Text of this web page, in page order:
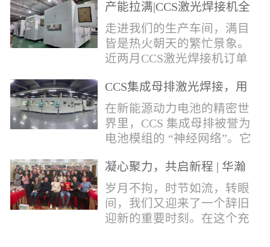
环挤压成型机、多功能锡环
卷绕成型机，两套专业锡环
制备设备，预制标准化锡环
搭配激光定点熔锡工艺，从
方位解决精密电子量产焊接
痛点。预制锡环焊接工艺预
制锡环焊接工艺，核心优势
明显：1.锡料定量可控：锡
环设备提前卷绕/挤压成型，
每一枚锡环锡含量标准化，
激光一次性熔融，焊点大
小、锡厚高度统一...
产能拉满|CCS激光焊接机全
力量产冲刺
走进我们的生产车间，满目
皆是热火朝天的繁忙景象。
近两月CCS激光焊接机订单
和，全员火力全开，全力奔
赴交付节点，用硬核产能响
应市场需求，用严苛品质回
馈每一份客户信任。市场认
的技术、高效智能的生产优
势与零缺陷的品控标准，我
们的CCS激光焊接机持续斩
获大量订单，近两月产能全
开、排期紧凑，生产线有序
CCS集成母排激光焊接，用
微米级工艺守护新能源电池
生命线
在新能源动力电池的精密世
界里，CCS 集成母排被誉为
电池模组的 “神经网络”。它
电，更承载着电压、温度信
号的实时采集，是连接电芯
与BMS电池管理系统的关键
桥梁。而连接这一切的，正
凝心聚力，共启新程 | 华瀚
激光年度盛典
岁月不拘，时节如流，转眼
间，我们又迎来了一个辞旧
迎新的重要时刻。在这个充